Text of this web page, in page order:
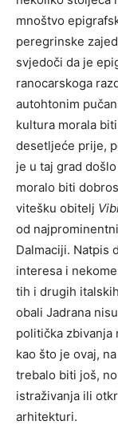
mnoštvo
peregrinske
svjedoči da je
ranocarskoga
autohtonim
kultura morala
desetljeće prije,
je u taj grad
moralo biti
vitešku obitelj
od
Dalmaciji. Natpis
interesa i
tih i drugih
obali Jadrana
politička zbivanja
kao što je ovaj,
trebalo biti još,
istraživanja ili
arhitekturi.